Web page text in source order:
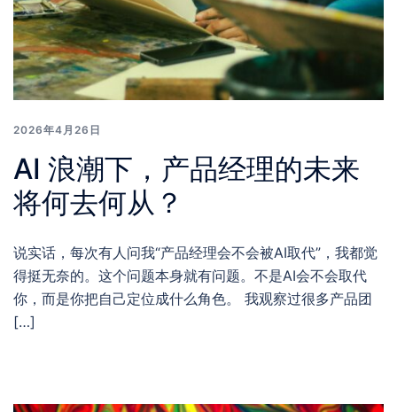
2026年4月26日
AI 浪潮下，产品经理的未来
将何去何从？
说实话，每次有人问我“产品经理会不会被AI取代”，我都觉
得挺无奈的。这个问题本身就有问题。不是AI会不会取代
你，而是你把自己定位成什么角色。 我观察过很多产品团
[…]